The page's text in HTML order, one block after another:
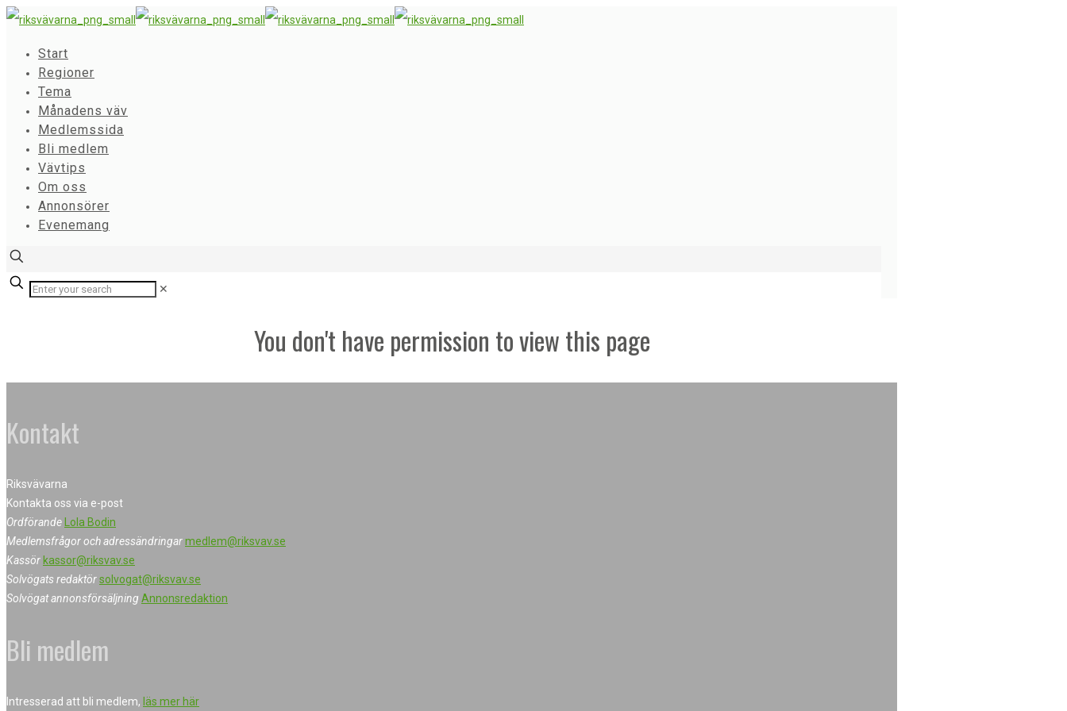
Start
Regioner
Tema
Månadens väv
Medlemssida
Bli medlem
Vävtips
Om oss
Annonsörer
Evenemang
✕
You don't have permission to view this page
Kontakt
Riksvävarna
Kontakta oss via e-post
Ordförande
Lola Bodin
Medlemsfrågor och adressändringarmedlem@riksvav.se
Kassör kassor@riksvav.se
Solvögats redaktörsolvogat@riksvav.se
Solvögat annonsförsäljning Annonsredaktion
Bli medlem
Intresserad att bli medlem, läs mer här